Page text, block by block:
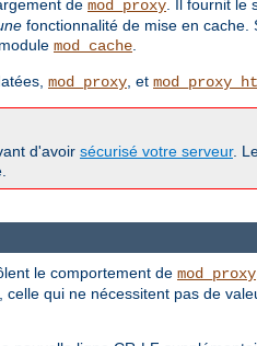
de mod_proxy. Il fournit le
fonctionnalité de mise en
mod_cache.
mod_proxy, et
d'avoir sécurisé votre serveur.
le comportement de mod_proxy
qui ne nécessitent pas de